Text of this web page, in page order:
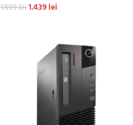
1.599lei1.439lei